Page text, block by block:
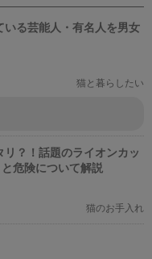
も、可愛くてかっこいい犬
フのポケモンにメロメロに
ゃうかも。
いる芸能人・有名人を男女
猫と暮らしたい
リ？！話題のライオンカッ
危険について解説
猫のお手入れ